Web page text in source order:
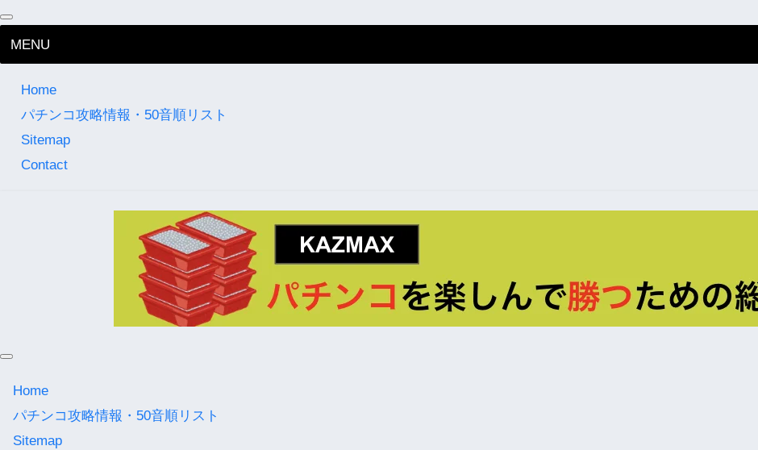
MENU
Home
パチンコ攻略情報・50音順リスト
Sitemap
Contact
Home
パチンコ攻略情報・50音順リスト
Sitemap